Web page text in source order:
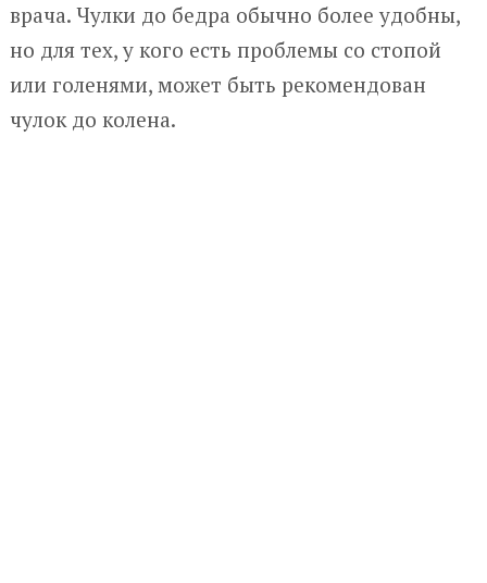
врача. Чулки до бедра обычно более удобны,
но для тех, у кого есть проблемы со стопой
или голенями, может быть рекомендован
чулок до колена.